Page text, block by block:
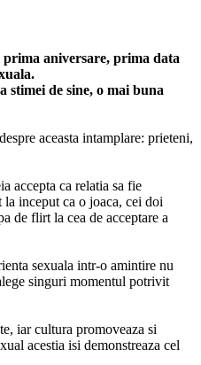
aniversare, prima data
stimei de sine, o mai buna
aceasta intamplare: prieteni,
accepta ca relatia sa fie
inceput ca o joaca, cei doi
de flirt la cea de acceptare a
sexuala intr-o amintire nu
singuri momentul potrivit
iar cultura promoveaza si
acestia isi demonstreaza cel